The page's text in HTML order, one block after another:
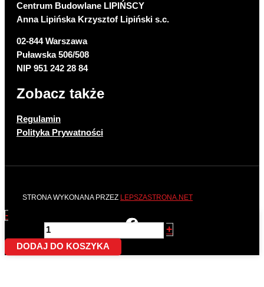
Centrum Budowlane LIPIŃSCY
Anna Lipińska Krzysztof Lipiński s.c.
02-844 Warszawa
Puławska 506/508
NIP 951 242 28 84
Zobacz także
Regulamin
Polityka Prywatności
STRONA WYKONANA PRZEZ LEPSZASTRONA.NET
-
ilość Rura spustowa Renoplast R50 fi 40 długość 2 mb
+
DODAJ DO KOSZYKA